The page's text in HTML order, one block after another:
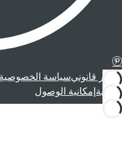
إشعار قانونيسياسة الخصوصية
قانونية إمكانية الوصول